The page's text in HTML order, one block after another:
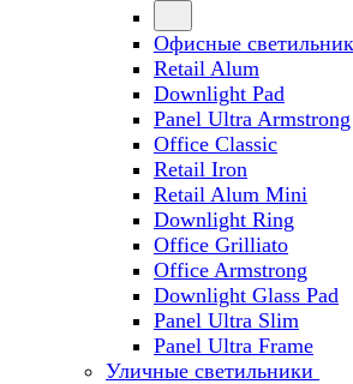
Офисные
Retail Alum
Downlight Pad
Panel Ultra Armstrong
Office Classic
Retail Iron
Retail Alum Mini
Downlight Ring
Office Grilliato
Office Armstrong
Downlight Glass Pad
Panel Ultra Slim
Panel Ultra Frame
Уличные светильники